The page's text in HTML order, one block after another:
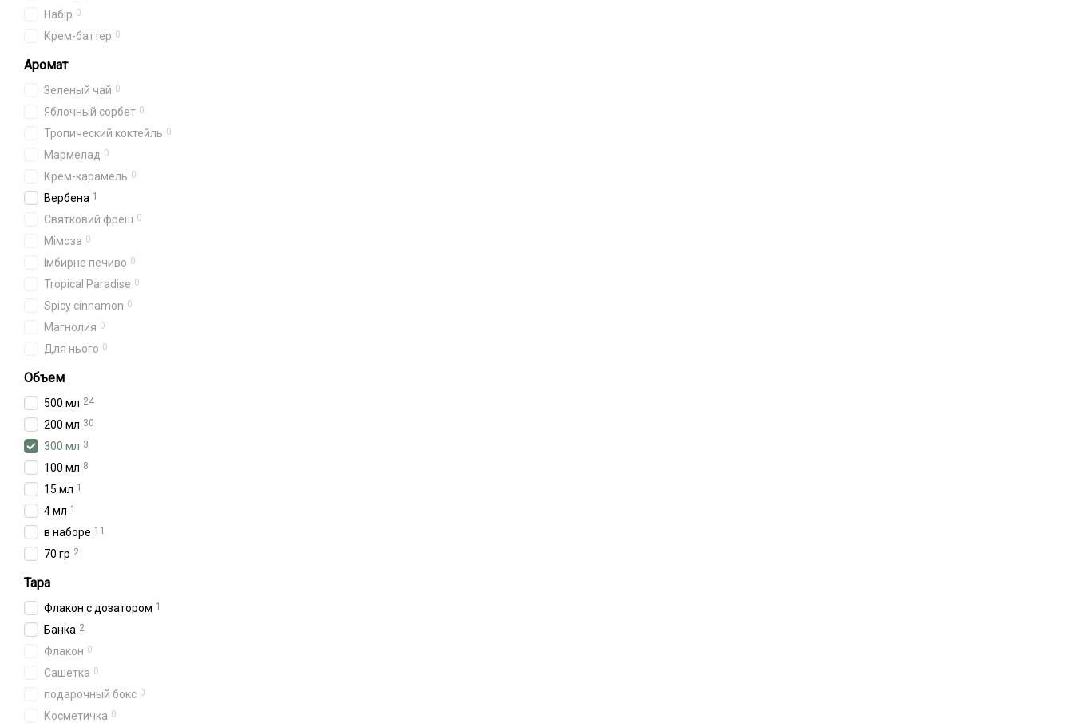
Набір 0
Крем-баттер 0
Аромат
Зеленый чай 0
Яблочный сорбет 0
Тропический коктейль 0
Мармелад 0
Крем-карамель 0
Вербена 1
Святковий фреш 0
Мімоза 0
Імбирне печиво 0
Tropical Paradise 0
Spicy cinnamon 0
Магнолия 0
Для нього 0
Объем
500 мл 24
200 мл 30
300 мл 3
100 мл 8
15 мл 1
4 мл 1
в наборе 11
70 гр 2
Тара
Флакон с дозатором 1
Банка 2
Флакон 0
Сашетка 0
подарочный бокс 0
Косметичка 0